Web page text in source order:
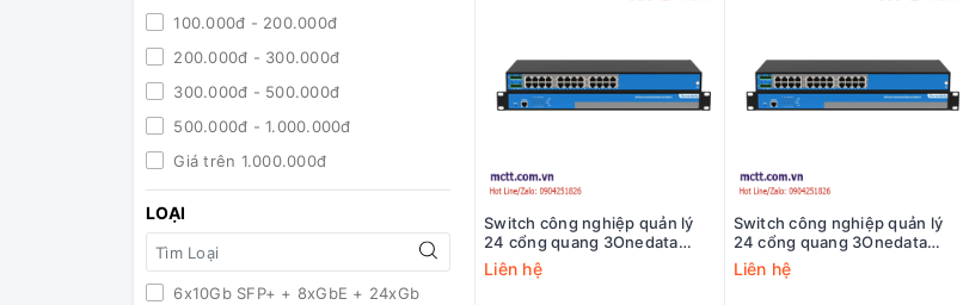
100.000đ - 200.000đ
200.000đ - 300.000đ
300.000đ - 500.000đ
500.000đ - 1.000.000đ
Giá trên 1.000.000đ
LOẠI
6x10Gb SFP+ + 8xGbE + 24xGb
Switch công nghiệp quản lý
24 cổng quang 3Onedata
IES5100-24F-2HV
Liên hệ
Switch công nghiệp quản lý
24 cổng quang 3Onedata
IES5100-24F-2LV
Liên hệ